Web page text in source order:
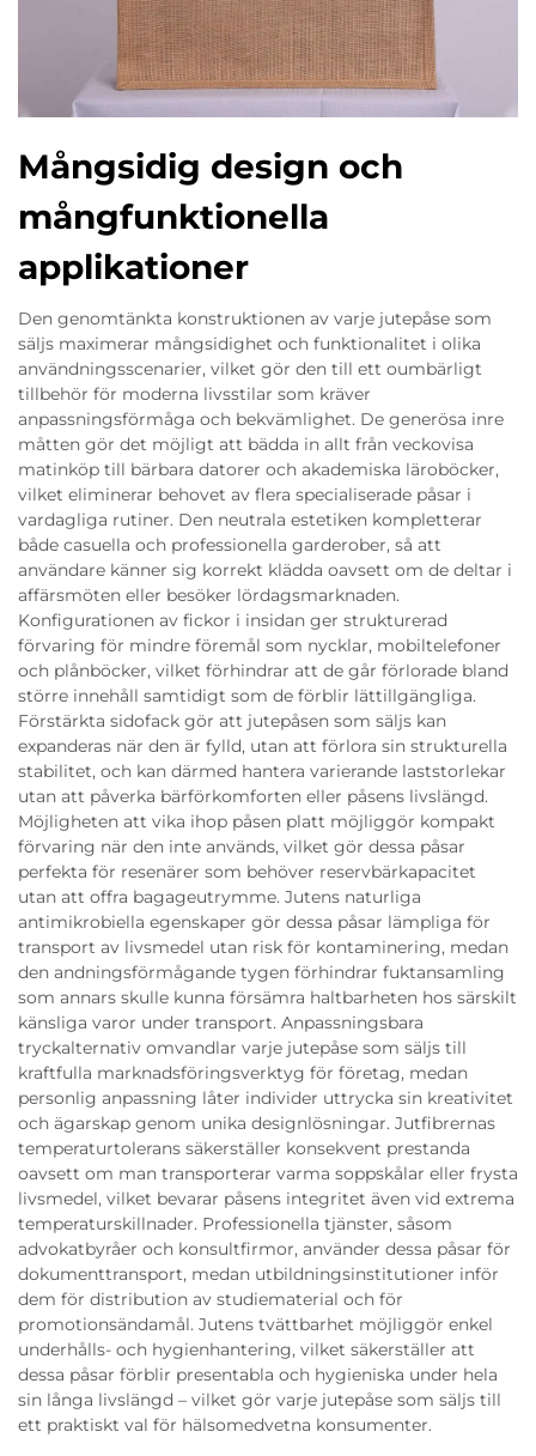
Mångsidig design och
mångfunktionella
applikationer
Den genomtänkta konstruktionen av varje jutepåse som
säljs maximerar mångsidighet och funktionalitet i olika
användningsscenarier, vilket gör den till ett oumbärligt
tillbehör för moderna livsstilar som kräver
anpassningsförmåga och bekvämlighet. De generösa inre
måtten gör det möjligt att bädda in allt från veckovisa
matinköp till bärbara datorer och akademiska läroböcker,
vilket eliminerar behovet av flera specialiserade påsar i
vardagliga rutiner. Den neutrala estetiken kompletterar
både casuella och professionella garderober, så att
användare känner sig korrekt klädda oavsett om de deltar i
affärsmöten eller besöker lördagsmarknaden.
Konfigurationen av fickor i insidan ger strukturerad
förvaring för mindre föremål som nycklar, mobiltelefoner
och plånböcker, vilket förhindrar att de går förlorade bland
större innehåll samtidigt som de förblir lättillgängliga.
Förstärkta sidofack gör att jutepåsen som säljs kan
expanderas när den är fylld, utan att förlora sin strukturella
stabilitet, och kan därmed hantera varierande laststorlekar
utan att påverka bärförkomforten eller påsens livslängd.
Möjligheten att vika ihop påsen platt möjliggör kompakt
förvaring när den inte används, vilket gör dessa påsar
perfekta för resenärer som behöver reservbärkapacitet
utan att offra bagageutrymme. Jutens naturliga
antimikrobiella egenskaper gör dessa påsar lämpliga för
transport av livsmedel utan risk för kontaminering, medan
den andningsförmågande tygen förhindrar fuktansamling
som annars skulle kunna försämra haltbarheten hos särskilt
känsliga varor under transport. Anpassningsbara
tryckalternativ omvandlar varje jutepåse som säljs till
kraftfulla marknadsföringsverktyg för företag, medan
personlig anpassning låter individer uttrycka sin kreativitet
och ägarskap genom unika designlösningar. Jutfibrernas
temperaturtolerans säkerställer konsekvent prestanda
oavsett om man transporterar varma soppskålar eller frysta
livsmedel, vilket bevarar påsens integritet även vid extrema
temperaturskillnader. Professionella tjänster, såsom
advokatbyråer och konsultfirmor, använder dessa påsar för
dokumenttransport, medan utbildningsinstitutioner inför
dem för distribution av studiematerial och för
promotionsändamål. Jutens tvättbarhet möjliggör enkel
underhålls- och hygienhantering, vilket säkerställer att
dessa påsar förblir presentabla och hygieniska under hela
sin långa livslängd – vilket gör varje jutepåse som säljs till
ett praktiskt val för hälsomedvetna konsumenter.